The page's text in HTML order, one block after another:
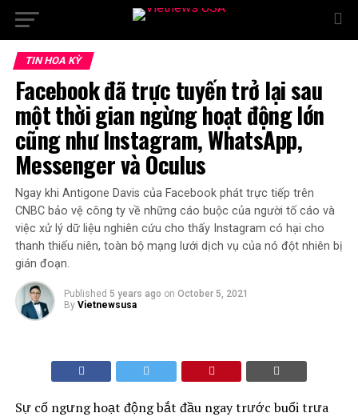
TIN HOA KỲ
Facebook đã trực tuyến trở lại sau
một thời gian ngừng hoạt động lớn
cũng như Instagram, WhatsApp,
Messenger và Oculus
Ngay khi Antigone Davis của Facebook phát trực tiếp trên
CNBC bảo vệ công ty về những cáo buộc của người tố cáo và
việc xử lý dữ liệu nghiên cứu cho thấy Instagram có hại cho
thanh thiếu niên, toàn bộ mạng lưới dịch vụ của nó đột nhiên bị
gián đoạn.
Published 5 years ago on October 5, 2021
By Vietnewsusa
Sự cố ngưng hoạt động bắt đầu ngay trước buổi trưa